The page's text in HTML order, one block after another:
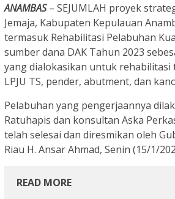
ANAMBAS– SEJUMLAH proyek
Jemaja, Kabupaten Kepulauan
termasuk Rehabilitasi Pelabuhan
sumber dana DAK Tahun 2023
yang dialokasikan untuk rehabilitasi
LPJU TS, pender, abutment, dan
Pelabuhan yang pengerjaannya
Ratuhapis dan konsultan Aska
telah selesai dan diresmikan oleh
Riau H. Ansar Ahmad, Senin (15/1/
READ MORE